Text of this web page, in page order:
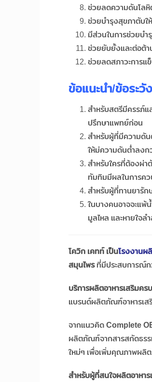
ช่วยลดความดันโล
ช่วยบำรุงสุขภาตับใ
มีส่วนในการช่วยบำ
ช่วยยับยั้งและต่อต้า
ช่วยลดสภาวะการแ
ข้อแนะนำ/ข้อระวั
สำหรับสตรีมีครรภ์แ
ปรึกษาแพทย์ก่อน
สำหรับผู้ที่มีความดัน
ให้ม่ความดันต่ำลงก
สำหรับใครที่ต้องผ่
ทัมทิมมีผลในการค
สำหรับผู้ที่ทานยารั
ในบางคนอาจจะแพ้
มูลไหล และหายใจ
โควิก เคทท์ เป็นโรงงานผ
สมุนไพรที่มีประสบการณ์ก
บริการผลิตอาหารเสริมคร
แบรนด์ผลิตภัณฑ์อาหารเ
จากแนวคิดComplete
ผลิตภัณฑ์จากสารสกัดธรร
ใหม่ๆ เพื่อเพิ่มคุณภาพผลิ
สำหรับผู้ที่สนใจผลิตอาหาร